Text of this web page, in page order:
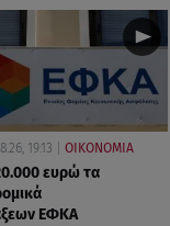
19:13 ΟΙΚΟΝΟΜΙΑ
ευρώ τα
ΕΦΚΑ